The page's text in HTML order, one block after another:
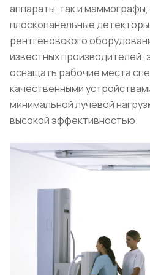
аппараты, так и
плоскопанельные
рентгеновского
известных производителей;
оснащать рабочие места
качественными
минимальной лучевой
высокой эффективностью.